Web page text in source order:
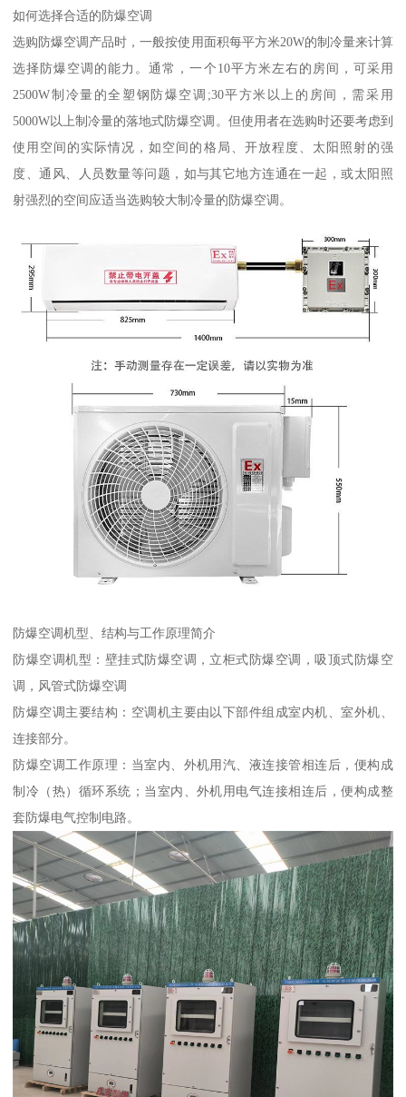
如何选择合适的防爆空调
选购防爆空调产品时，一般按使用面积每平方米20W的制冷量来计算
选择防爆空调的能力。通常，一个10平方米左右的房间，可采用
2500W制冷量的全塑钢防爆空调;30平方米以上的房间，需采用
5000W以上制冷量的落地式防爆空调。但使用者在选购时还要考虑到
使用空间的实际情况，如空间的格局、开放程度、太阳照射的强
度、通风、人员数量等问题，如与其它地方连通在一起，或太阳照
射强烈的空间应适当选购较大制冷量的防爆空调。
防爆空调机型、结构与工作原理简介
防爆空调机型：壁挂式防爆空调，立柜式防爆空调，吸顶式防爆空
调，风管式防爆空调
防爆空调主要结构：空调机主要由以下部件组成室内机、室外机、
连接部分。
防爆空调工作原理：当室内、外机用汽、液连接管相连后，便构成
制冷（热）循环系统；当室内、外机用电气连接相连后，便构成整
套防爆电气控制电路。